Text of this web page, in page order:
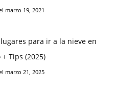
marzo 19, 2021
para ir a la nieve en
Tips (2025)
marzo 21, 2025